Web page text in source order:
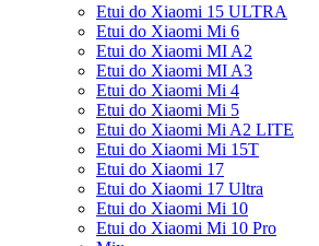
Etui do Xiaomi 15 ULTRA
Etui do Xiaomi Mi 6
Etui do Xiaomi MI A2
Etui do Xiaomi MI A3
Etui do Xiaomi Mi 4
Etui do Xiaomi Mi 5
Etui do Xiaomi Mi A2 LITE
Etui do Xiaomi Mi 15T
Etui do Xiaomi 17
Etui do Xiaomi 17 Ultra
Etui do Xiaomi Mi 10
Etui do Xiaomi Mi 10 Pro